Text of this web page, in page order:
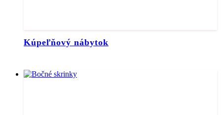
Kúpeľňový nábytok